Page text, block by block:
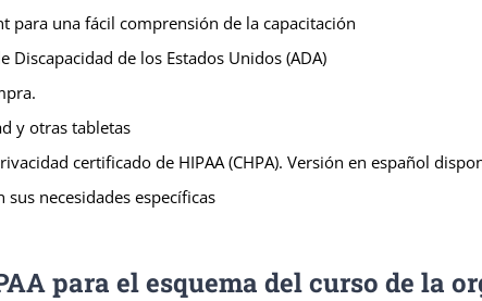
para una fácil comprensión de la capacitación
de los Estados Unidos (ADA)
y otras tabletas
certificado de HIPAA (CHPA). Versión en español
necesidades específicas
para el esquema del curso de la